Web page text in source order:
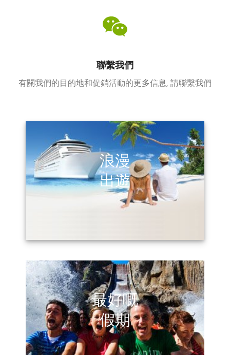
聯繫我們
有關我們的目的地和促銷活動的更多信息, 請聯繫我們
浪漫
出遊
最好嘅
假期